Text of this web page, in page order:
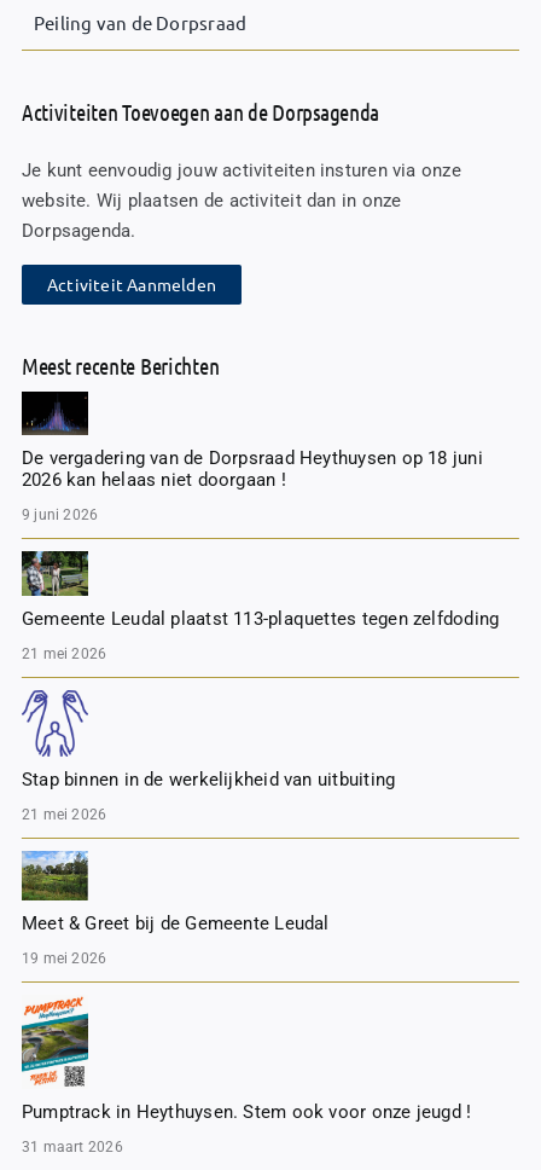
Peiling van de Dorpsraad
Activiteiten Toevoegen aan de Dorpsagenda
Je kunt eenvoudig jouw activiteiten insturen via onze
website. Wij plaatsen de activiteit dan in onze
Dorpsagenda.
Activiteit Aanmelden
Meest recente Berichten
De vergadering van de Dorpsraad Heythuysen op 18 juni
2026 kan helaas niet doorgaan !
9 juni 2026
Gemeente Leudal plaatst 113-plaquettes tegen zelfdoding
21 mei 2026
Stap binnen in de werkelijkheid van uitbuiting
21 mei 2026
Meet & Greet bij de Gemeente Leudal
19 mei 2026
Pumptrack in Heythuysen. Stem ook voor onze jeugd !
31 maart 2026